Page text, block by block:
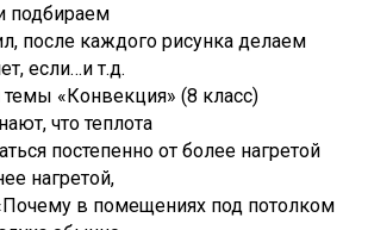
подбираем
после каждого рисунка делаем
если…и т.д.
«Конвекция» (8 класс)
что теплота
постепенно от более нагретой
нагретой,
в помещениях под потолком